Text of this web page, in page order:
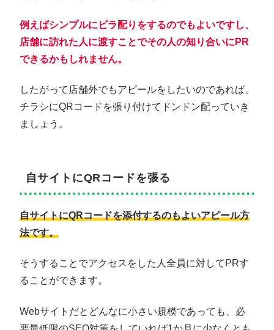
例えばシンプルにビラ配りをするのでもよいですし、
店舗に訪れた人に渡すことでその人の知り合いにPR
できるかもしれません。
したがって店舗外でもアピールをしたいのであれば、
チラシにQRコードを張り付けてドンドン配っていき
ましょう。
自サイトにQRコードを張る
自サイトにQRコードを添付するのもよいアピール方
法です。
そうすることでアクセスをした人全員に対してPRす
ることができます。
Webサイトだとどんなに小さい規模であっても、必